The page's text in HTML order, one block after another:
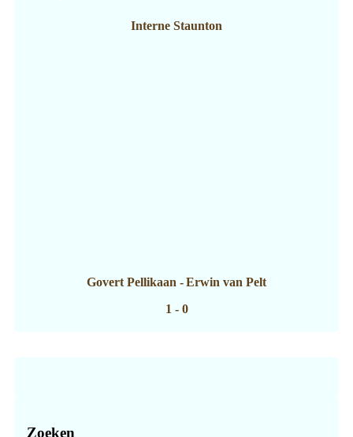
Interne Staunton
Govert Pellikaan - Erwin van Pelt
1 - 0
Zoeken